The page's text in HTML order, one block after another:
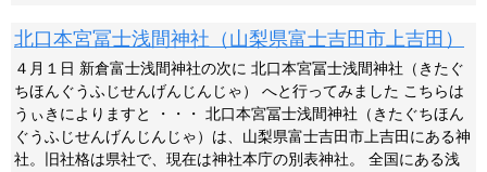
北口本宮冨士浅間神社（山梨県富士吉田市上吉田）
４月１日 新倉富士浅間神社の次に 北口本宮冨士浅間神社（きたぐ
ちほんぐうふじせんげんじんじゃ） へと行ってみました こちらは
うぃきによりますと ・・・ 北口本宮冨士浅間神社（きたぐちほん
ぐうふじせんげんじんじゃ）は、山梨県富士吉田市上吉田にある神
社。旧社格は県社で、現在は神社本庁の別表神社。 全国にある浅